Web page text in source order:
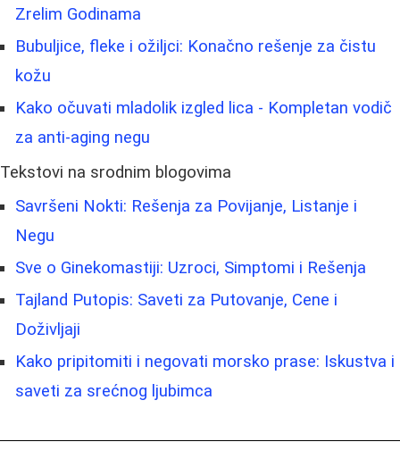
Zrelim Godinama
Bubuljice, fleke i ožiljci: Konačno rešenje za čistu
kožu
Kako očuvati mladolik izgled lica - Kompletan vodič
za anti-aging negu
Tekstovi na srodnim blogovima
Savršeni Nokti: Rešenja za Povijanje, Listanje i
Negu
Sve o Ginekomastiji: Uzroci, Simptomi i Rešenja
Tajland Putopis: Saveti za Putovanje, Cene i
Doživljaji
Kako pripitomiti i negovati morsko prase: Iskustva i
saveti za srećnog ljubimca